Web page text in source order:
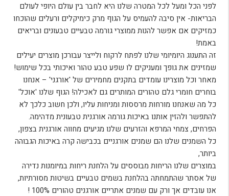
לפני הכל ומעל לכל המטרה שלנו היא לחבר בין עולם היופי לעולם
הבריאות- אין סיבה להעמיס על הגוף מרק כימיקלים ורעלים שהוכחו
כמזיקים אם אפשר להנות ממוצרי גורמה טבעיים טבעונים ובריאים
באמת!
זה התענוג היומיומי שלנו לפתח לרקוח ולייצר עבורכן מוצרים יעילים
שמזינים את גופך ומעניקים לו שפע טבע טהור ואיכותי בכל שימוש!
מאחר וכל מוצרינו עומדים בתקנים מחמירים של 'אורגני' – אנחנו
בוחרים חומרי גלם טהורים המותרים גם לאכילה! הגוף שלנו 'אוכל'
כל מה שאנחנו מורחות מרססות ומניחות עליו, ולכן חשוב כלכך לא
להתפשר ולהזין אותנו באיכות גורמה אורגנית טבעונית מדהימה.
הפרחים, צמחי המרפא והזרעים שלנו מגיעים מחווה אורגנית בצפון,
כל השמנים שלנו הם שמנים אורגניים בכבישה קרה באיכות הגבוהה
ביותר,
במוצרים שלנו הריחות מבוססים על הלחנת ריחות במיומנות נדירה
של אסתר שהתמחתה בהלחנת בשמים טבעיים בשיטות מסורתיות,
אנו עובדים אך ורק עם שמנים אתריים אורגנים טהורים 100% !